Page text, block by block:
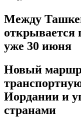
Между
открывается
уже 30 июня
Новый
Иордании и
странами